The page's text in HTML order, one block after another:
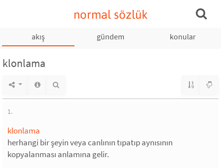
normal sözlük
akış gündem konular
klonlama
1.
klonlama
herhangi bir şeyin veya canlının tıpatıp aynısının
kopyalanması anlamına gelir.